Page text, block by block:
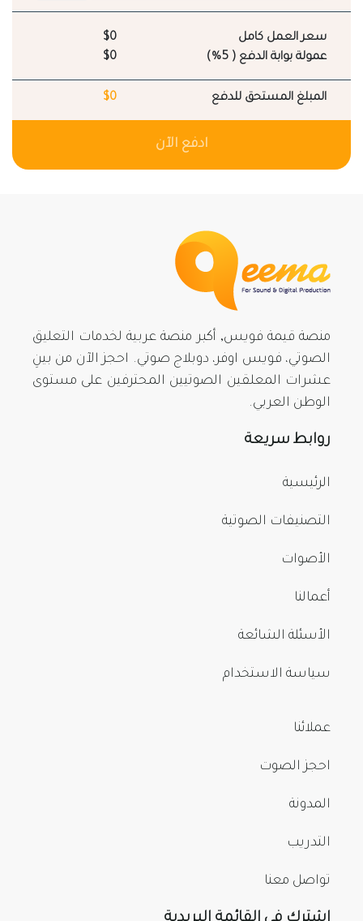
سعر العمل كامل
$0
عمولة بوابة الدفع ( 5%)
$0
المبلغ المستحق للدفع $0
ادفع الآن
منصة قيمة فويس, أكبر منصة عربية لخدمات التعليق
الصوتي، فويس اوفر، دوبلاج صوتي. احجز الآن من بينِ
عشرات المعلقين الصوتيين المحترفين على مستوى
الوطن العربي.
روابط سريعة
الرئيسية
التصنيفات الصوتية
الأصوات
أعمالنا
الأسئلة الشائعة
سياسة الاستخدام
عملائنا
احجز الصوت
المدونة
التدريب
تواصل معنا